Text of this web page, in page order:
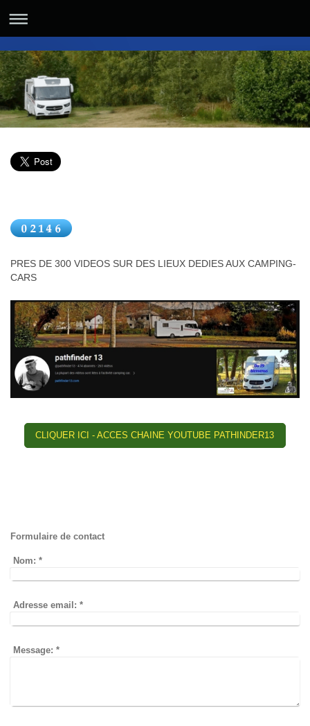
PRES DE 300 VIDEOS SUR DES LIEUX DEDIES AUX CAMPING-
CARS
CLIQUER ICI - ACCES CHAINE YOUTUBE PATHINDER13
Formulaire de contact
Nom: *
Adresse email: *
Message: *